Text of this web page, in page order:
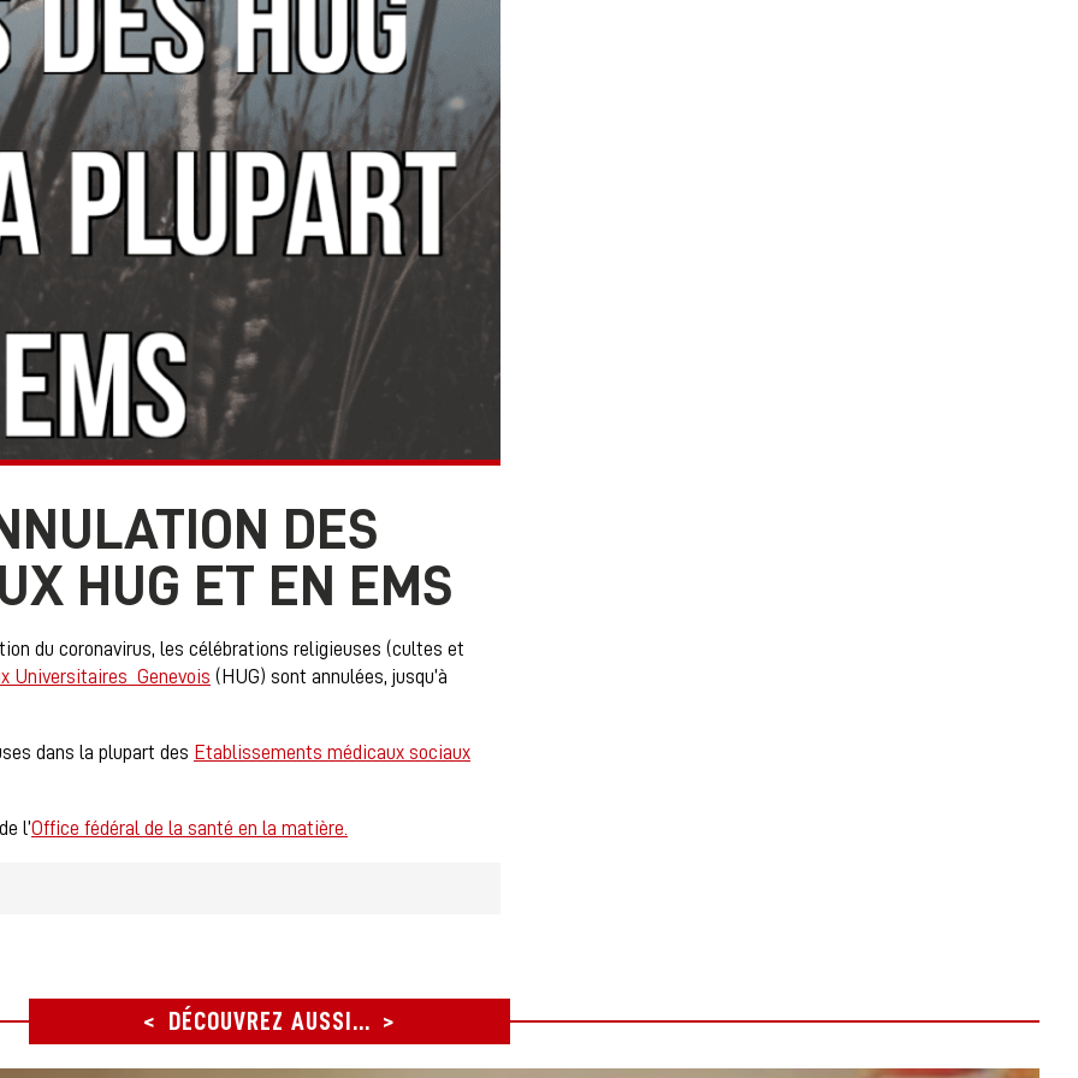
DES
HUG ET EN EMS
du coronavirus, les célébrations religieuses (cultes et
Universitaires Genevois (HUG) sont annulées, jusqu’à
dans la plupart des Etablissements médicaux sociaux
l’Office fédéral de la santé en la matière.
DÉCOUVREZ AUSSI...